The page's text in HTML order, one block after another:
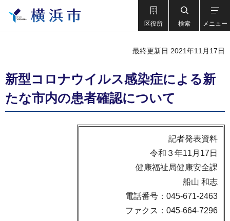
区役所 検索 メニュー
最終更新日 2021年11月17日
新型コロナウイルス感染症による新
たな市内の患者確認について
記者発表資料
令和３年11月17日
健康福祉局健康安全課
船山 和志
電話番号：045-671-2463
ファクス：045-664-7296